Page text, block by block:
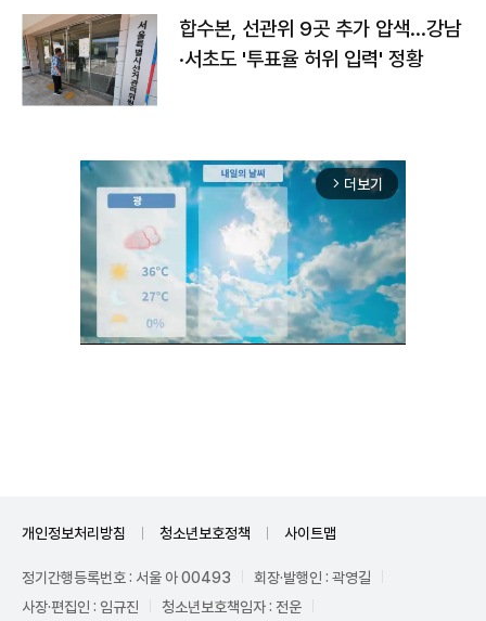
합수본, 선관위 9곳 추가 압색…강남
·서초도 '투표율 허위 입력' 정황
arrow_forward_ios 더보기
개인정보처리방침 청소년보호정책 사이트맵
정기간행등록번호 : 서울 아 00493
회장·발행인 : 곽영길
사장·편집인 : 임규진
청소년보호책임자 : 전운